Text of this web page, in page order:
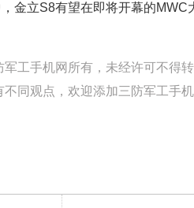
金立S8有望在即将开幕的
军工手机网所有，未经许可不得
同观点，欢迎添加三防军工手